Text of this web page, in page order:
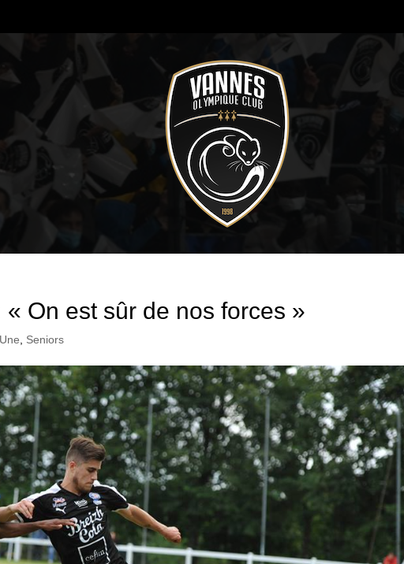
On est sûr de nos forces »
, Seniors